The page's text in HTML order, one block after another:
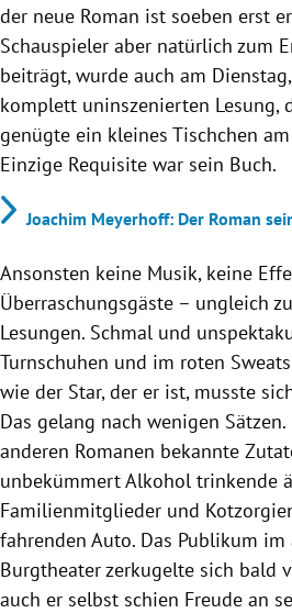
der neue Roman ist soeben erst
Schauspieler aber natürlich zum
beiträgt, wurde auch am
komplett uninszenierten Lesung,
genügte ein kleines Tischchen
Einzige Requisite war sein Buch.
Joachim Meyerhoff: Der Roman
Ansonsten keine Musik, keine
Überraschungsgäste – ungleich
Lesungen. Schmal und
Turnschuhen und im roten
wie der Star, der er ist, musste
Das gelang nach wenigen Sätzen.
anderen Romanen bekannte
unbekümmert Alkohol trinkende
Familienmitglieder und
fahrenden Auto. Das Publikum
Burgtheater zerkugelte sich bald
auch er selbst schien Freude an